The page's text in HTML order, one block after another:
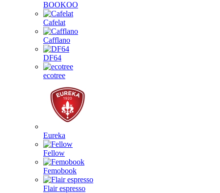
BOOKOO
Cafelat
Cafflano
DF64
ecotree
Eureka
Fellow
Femobook
Flair espresso